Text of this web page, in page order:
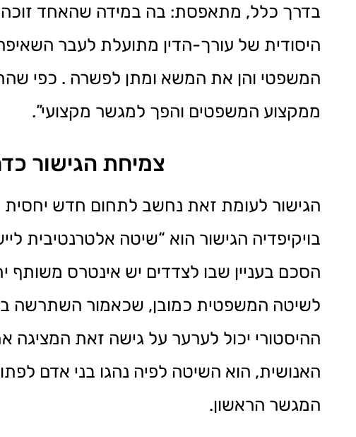
בדרך כלל, מתאפסת: בה במידה שהאחד זוכה
היסודית של עורך-הדין מתועלת לעבר
המשפטי והן את המשא ומתן לפשרה . כפי
ממקצוע המשפטים והפך למגשר מקצועי”.
צמיחת הגישור
הגישור לעומת זאת נחשב לתחום חדש יחסית
בויקיפדיה הגישור הוא “שיטה אלטרנטיבית
הסכם בעניין שבו לצדדים יש אינטרס משותף
לשיטה המשפטית כמובן, שכאמור השתרשה
ההיסטורי יכול לערער על גישה זאת המציגה
האנושית, הוא השיטה לפיה נהגו בני אדם
המגשר הראשון.